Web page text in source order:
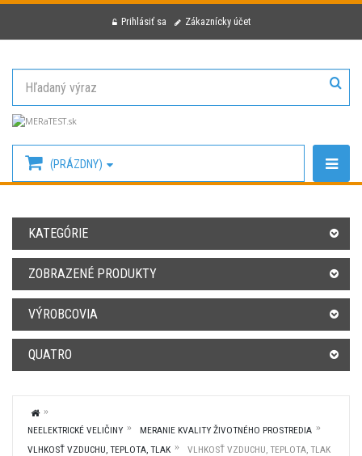
Prihlásiť sa Zákaznícky účet
(PRÁZDNY)
KATEGÓRIE
ZOBRAZENÉ PRODUKTY
VÝROBCOVIA
QUATRO
NEELEKTRICKÉ VELIČINY
MERANIE KVALITY ŽIVOTNÉHO PROSTREDIA
VLHKOSŤ VZDUCHU, TEPLOTA, TLAK
VLHKOSŤ VZDUCHU, TEPLOTA, TLAK